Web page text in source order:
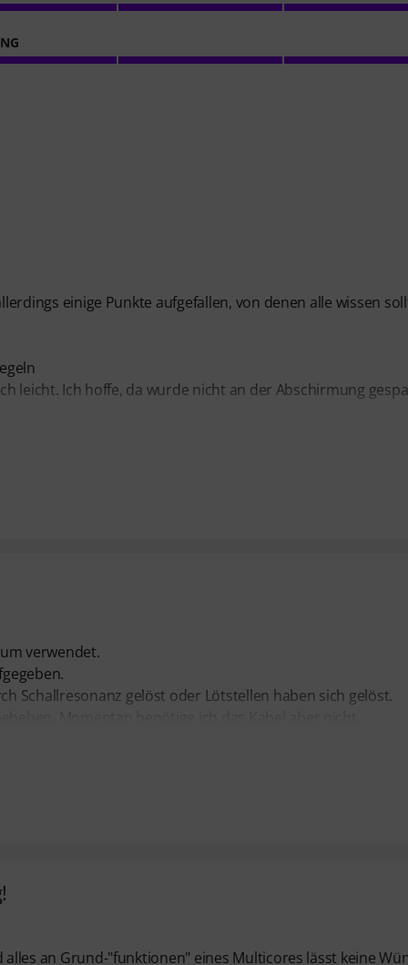
einige Punkte aufgefallen, von denen alle wissen
leicht. Ich hoffe, da wurde nicht an der Abschirmung
verwendet.
Schallresonanz gelöst oder Lötstellen haben sich gelöst.
an Grund-"funktionen" eines Multicores lässt keine